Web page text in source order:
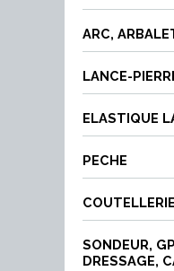
ARC,
LANCE-
ELASTIQUE
PECHE
SONDEUR,
DRESSAGE,